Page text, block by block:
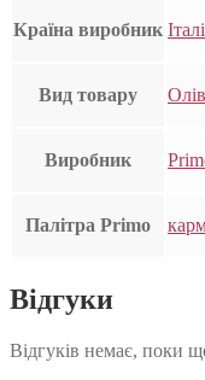
Країна виробник
Вид товару
Виробник
Палітра Primo
Відгуки
Відгуків немає, поки